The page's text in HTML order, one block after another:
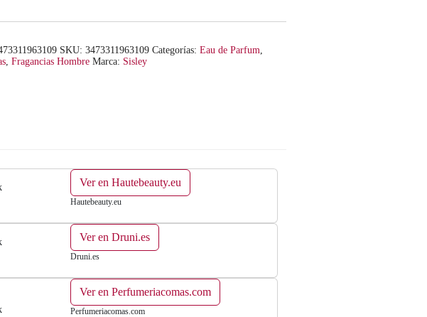
SKU: 3473311963109 Categorías: Eau de Parfum
, Fragancias Hombre Marca: Sisley
Ver en Hautebeauty.eu
Hautebeauty.eu
Ver en Druni.es
Druni.es
Ver en Perfumeriacomas.com
Perfumeriacomas.com